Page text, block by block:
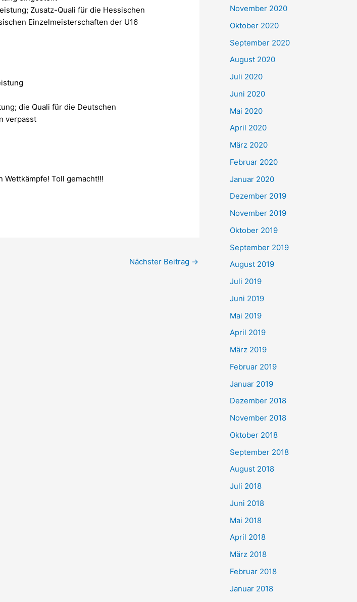
Zusatz-Quali für die Hessischen
Einzelmeisterschaften der U16
die Quali für die Deutschen
verpasst
Toll gemacht!!!
Nächster Beitrag →
November 2020
Oktober 2020
September 2020
August 2020
Juli 2020
Juni 2020
Mai 2020
April 2020
März 2020
Februar 2020
Januar 2020
Dezember 2019
November 2019
Oktober 2019
September 2019
August 2019
Juli 2019
Juni 2019
Mai 2019
April 2019
März 2019
Februar 2019
Januar 2019
Dezember 2018
November 2018
Oktober 2018
September 2018
August 2018
Juli 2018
Juni 2018
Mai 2018
April 2018
März 2018
Februar 2018
Januar 2018